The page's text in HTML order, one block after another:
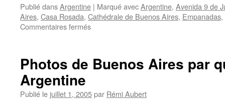
Publié dansArgentine | Marqué avecArgentine, Avenida 9 de
Aires, Casa Rosada, Cathédrale de Buenos Aires, Empanadas,
Commentaires ferméssur
et
–
Photos de Buenos Aires par
Argentine
Publié le juillet 1, 2005par Rémi Aubert